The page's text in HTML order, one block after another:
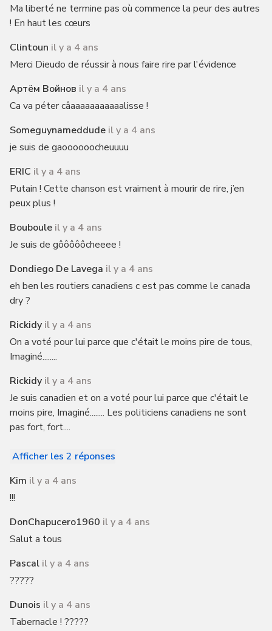
Ma liberté ne termine pas où commence la peur des autres
! En haut les cœurs
Clintoun il y a 4 ans
Merci Dieudo de réussir à nous faire rire par l'évidence
Артём Войнов il y a 4 ans
Ca va péter câaaaaaaaaaaalisse !
Someguynameddude il y a 4 ans
je suis de gaoooooocheuuuu
ERIC il y a 4 ans
Putain ! Cette chanson est vraiment à mourir de rire, j’en
peux plus !
Bouboule il y a 4 ans
Je suis de gôôôôôcheeee !
Dondiego De Lavega il y a 4 ans
eh ben les routiers canadiens c est pas comme le canada
dry ?
Rickidy il y a 4 ans
On a voté pour lui parce que c'était le moins pire de tous,
Imaginé........
Rickidy il y a 4 ans
Je suis canadien et on a voté pour lui parce que c'était le
moins pire, Imaginé........ Les politiciens canadiens ne sont
pas fort, fort....
Afficher les 2 réponses
Kim il y a 4 ans
!!!
DonChapucero1960 il y a 4 ans
Salut a tous
Pascal il y a 4 ans
?????
Dunois il y a 4 ans
Tabernacle ! ?????